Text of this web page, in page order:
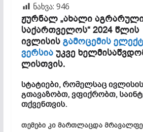
ნახვა: 946
ჟურნალ„ახალი
საქართველოს“ 2024 წლის
ივლისის გამოცემის
ვერსია უკვე
ლისთვის.
სტატიები, რომელსაც
გთავაზობთ, ვფიქრობთ,
თქვენთვის.
თემები კი მართლაცდა